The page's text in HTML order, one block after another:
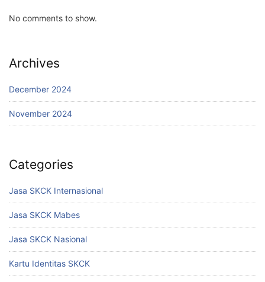
No comments to show.
Archives
December 2024
November 2024
Categories
Jasa SKCK Internasional
Jasa SKCK Mabes
Jasa SKCK Nasional
Kartu Identitas SKCK